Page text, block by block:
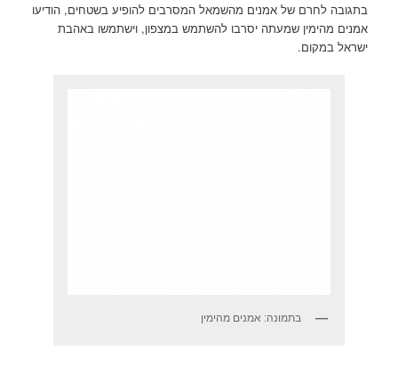
בתגובה לחרם של אמנים מהשמאל המסרבים להופיע בשטחים, הודיעו
אמנים מהימין שמעתה יסרבו להשתמש במצפון, וישתמשו באהבת
ישראל במקום.
בתמונה: אמנים מהימין